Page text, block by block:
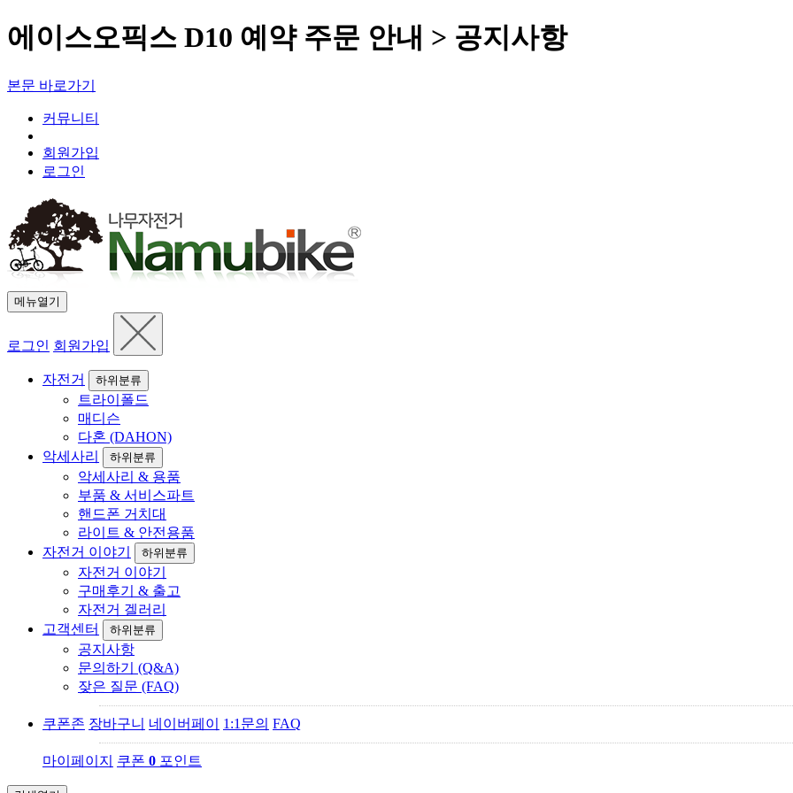
에이스오픽스 D10 예약 주문 안내 > 공지사항
본문 바로가기
커뮤니티
회원가입
로그인
메뉴열기
로그인 회원가입
자전거 하위분류
트라이폴드
매디슨
다혼 (DAHON)
악세사리
하위분류
악세사리 & 용품
부품 & 서비스파트
핸드폰 거치대
라이트 & 안전용품
자전거 이야기
하위분류
자전거 이야기
구매후기 & 출고
자전거 겔러리
고객센터
하위분류
공지사항
문의하기 (Q&A)
잦은 질문 (FAQ)
쿠폰존 장바구니 네이버페이 1:1문의 FAQ
마이페이지 쿠폰 0 포인트